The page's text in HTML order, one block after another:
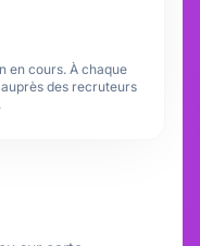
en cours. À chaque
des recruteurs